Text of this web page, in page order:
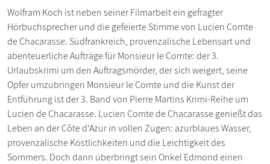
Wolfram Koch ist neben seiner Filmarbeit ein gefragter
Hörbuchsprecher und die gefeierte Stimme von Lucien Comte
de Chacarasse. Südfrankreich, provenzalische Lebensart und
abenteuerliche Aufträge für Monsieur le Comte: der 3.
Urlaubskrimi um den Auftragsmörder, der sich weigert, seine
Opfer umzubringen Monsieur le Comte und die Kunst der
Entführung ist der 3. Band von Pierre Martins Krimi-Reihe um
Lucien de Chacarasse. Lucien Comte de Chacarasse genießt das
Leben an der Côte d'Azur in vollen Zügen: azurblaues Wasser,
provenzalische Köstlichkeiten und die Leichtigkeit des
Sommers. Doch dann überbringt sein Onkel Edmond einen